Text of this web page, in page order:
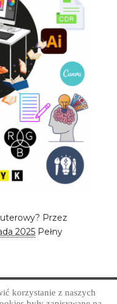
Przez
2025 Pełny
Reklamy 2026
korzystanie z naszych